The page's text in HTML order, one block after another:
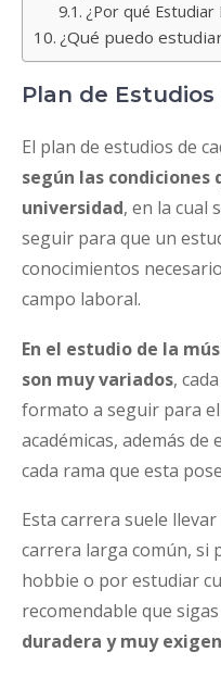
¿Por qué Estudiar
¿Qué puedo
Plan de Estudios
El plan de estudios de
según las condiciones
universidad, en la cual
seguir para que un
conocimientos
campo laboral.
En el estudio de la
son muy variados,
formato a seguir para
académicas, además
cada rama que esta
Esta carrera suele
carrera larga común, si
hobbie o por estudiar
recomendable que
duradera y muy